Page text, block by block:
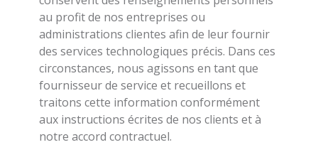
au profit de nos entreprises ou
administrations clientes afin de leur fournir
des services technologiques précis. Dans ces
circonstances, nous agissons en tant que
fournisseur de service et recueillons et
traitons cette information conformément
aux instructions écrites de nos clients et à
notre accord contractuel.